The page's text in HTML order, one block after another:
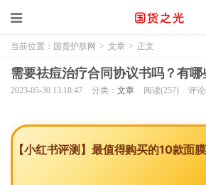
当前位置： 国货护肤网 > 文章 > 正文
需要祛痘治疗合同协议书吗？有哪
2023-05-30 13:18:47 分类： 文章 阅读(257) 评
【小红书评测】最值得购买的10款面